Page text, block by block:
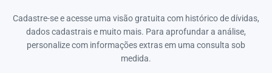
Cadastre-se e acesse uma visão gratuita com histórico de dívidas,
dados cadastrais e muito mais. Para aprofundar a análise,
personalize com informações extras em uma consulta sob
medida.